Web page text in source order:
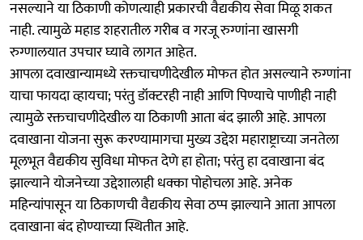
नसल्याने या ठिकाणी कोणत्याही प्रकारची वैद्यकीय सेवा मिळू शकत
नाही. त्यामुळे महाड शहरातील गरीब व गरजू रुग्णांना खासगी
रुग्णालयात उपचार घ्यावे लागत आहेत.
आपला दवाखान्यामध्ये रक्तचाचणीदेखील मोफत होत असल्याने रुग्णांना
याचा फायदा व्हायचा; परंतु डॉक्टरही नाही आणि पिण्याचे पाणीही नाही
त्यामुळे रक्तचाचणीदेखील या ठिकाणी आता बंद झाली आहे. आपला
दवाखाना योजना सुरू करण्यामागचा मुख्य उद्देश महाराष्ट्राच्या जनतेला
मूलभूत वैद्यकीय सुविधा मोफत देणे हा होता; परंतु हा दवाखाना बंद
झाल्याने योजनेच्या उद्देशालाही धक्का पोहोचला आहे. अनेक
महिन्यांपासून या ठिकाणची वैद्यकीय सेवा ठप्प झाल्याने आता आपला
दवाखाना बंद होण्याच्या स्थितीत आहे.